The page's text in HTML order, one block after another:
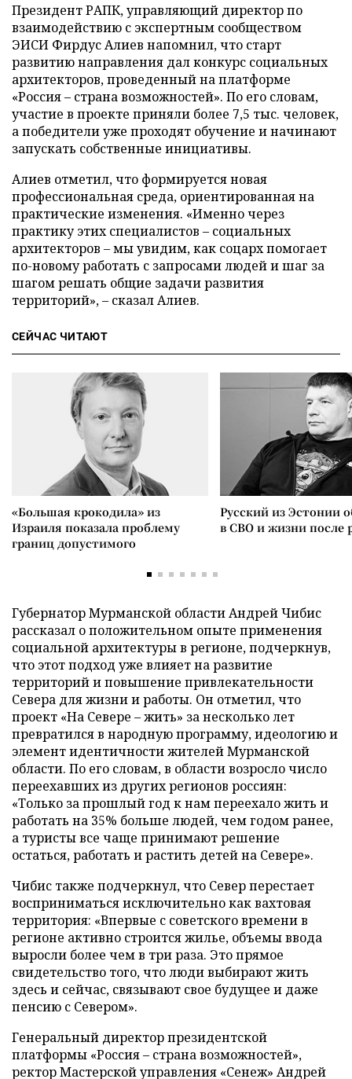
Президент РАПК, управляющий директор по
взаимодействию с экспертным сообществом
ЭИСИ Фирдус Алиев напомнил, что старт
развитию направления дал конкурс социальных
архитекторов, проведенный на платформе
«Россия – страна возможностей». По его словам,
участие в проекте приняли более 7,5 тыс. человек,
а победители уже проходят обучение и начинают
запускать собственные инициативы.
Алиев отметил, что формируется новая
профессиональная среда, ориентированная на
практические изменения. «Именно через
практику этих специалистов – социальных
архитекторов – мы увидим, как соцарх помогает
по-новому работать с запросами людей и шаг за
шагом решать общие задачи развития
территорий», – сказал Алиев.
СЕЙЧАС ЧИТАЮТ
«Большая крокодила» из
Израиля показала проблему
границ допустимого
Русский из Эстонии
в СВО и жизни после
Губернатор Мурманской области Андрей Чибис
рассказал о положительном опыте применения
социальной архитектуры в регионе, подчеркнув,
что этот подход уже влияет на развитие
территорий и повышение привлекательности
Севера для жизни и работы. Он отметил, что
проект «На Севере – жить» за несколько лет
превратился в народную программу, идеологию и
элемент идентичности жителей Мурманской
области. По его словам, в области возросло число
переехавших из других регионов россиян:
«Только за прошлый год к нам переехало жить и
работать на 35% больше людей, чем годом ранее,
а туристы все чаще принимают решение
остаться, работать и растить детей на Севере».
Чибис также подчеркнул, что Север перестает
восприниматься исключительно как вахтовая
территория: «Впервые с советского времени в
регионе активно строится жилье, объемы ввода
выросли более чем в три раза. Это прямое
свидетельство того, что люди выбирают жить
здесь и сейчас, связывают свое будущее и даже
пенсию с Севером».
Генеральный директор президентской
платформы «Россия – страна возможностей»,
ректор Мастерской управления «Сенеж» Андрей